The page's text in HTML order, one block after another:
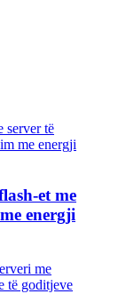
et me
energji